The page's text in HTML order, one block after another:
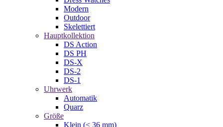
Modern
Outdoor
Skelettiert
Hauptkollektion
DS Action
DS PH
DS-X
DS-2
DS-1
Uhrwerk
Automatik
Quarz
Größe
Klein (< 36 mm)